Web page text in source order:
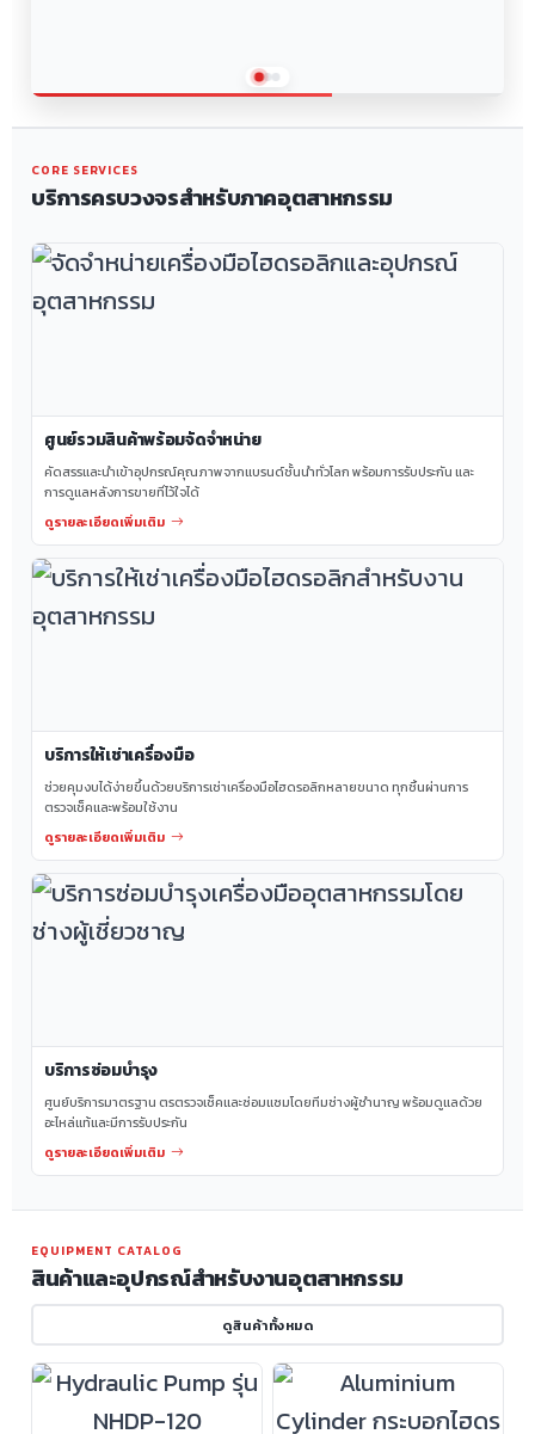
CORE SERVICES
บริการครบวงจรสำหรับภาคอุตสาหกรรม
ศูนย์รวมสินค้าพร้อมจัดจำหน่าย
คัดสรรและนำเข้าอุปกรณ์คุณภาพจากแบรนด์ชั้นนำทั่วโลก พร้อมการรับประกัน และ
การดูแลหลังการขายที่ไว้ใจได้
ดูรายละเอียดเพิ่มเติม
บริการให้เช่าเครื่องมือ
ช่วยคุมงบได้ง่ายขึ้นด้วยบริการเช่าเครื่องมือไฮดรอลิกหลายขนาด ทุกชิ้นผ่านการ
ตรวจเช็คและพร้อมใช้งาน
ดูรายละเอียดเพิ่มเติม
บริการซ่อมบำรุง
ศูนย์บริการมาตรฐาน ตรตรวจเช็คและซ่อมแซมโดยทีมช่างผู้ชำนาญ พร้อมดูแลด้วย
อะไหล่แท้และมีการรับประกัน
ดูรายละเอียดเพิ่มเติม
EQUIPMENT CATALOG
สินค้าและอุปกรณ์สำหรับงานอุตสาหกรรม
ดูสินค้าทั้งหมด